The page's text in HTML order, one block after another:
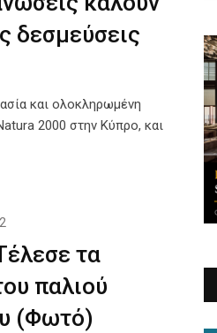
δεσμεύσεις
και ολοκληρωμένη
2000 στην Κύπρο, και
τα
παλιού
(Φωτό)